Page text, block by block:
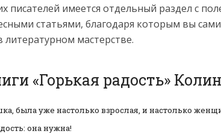
писателей имеется отдельный раздел с
статьями, благодаря которым вы
мастерстве.
«Горькая радость»
была уже настолько взрослая, и настолько
она нужна!